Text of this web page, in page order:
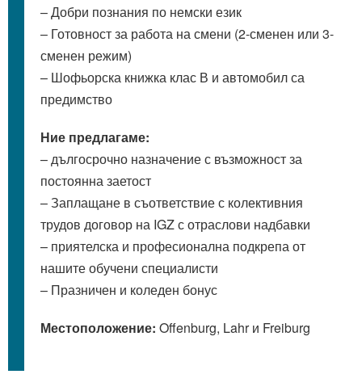
– Добри познания по немски език
– Готовност за работа на смени (2-сменен или 3-
сменен режим)
– Шофьорска книжка клас В и автомобил са
предимство
Ние предлагаме:
– дългосрочно назначение с възможност за
постоянна заетост
– Заплащане в съответствие с колективния
трудов договор на IGZ с отраслови надбавки
– приятелска и професионална подкрепа от
нашите обучени специалисти
– Празничен и коледен бонус
Местоположение: Offenburg, Lahr и Freiburg